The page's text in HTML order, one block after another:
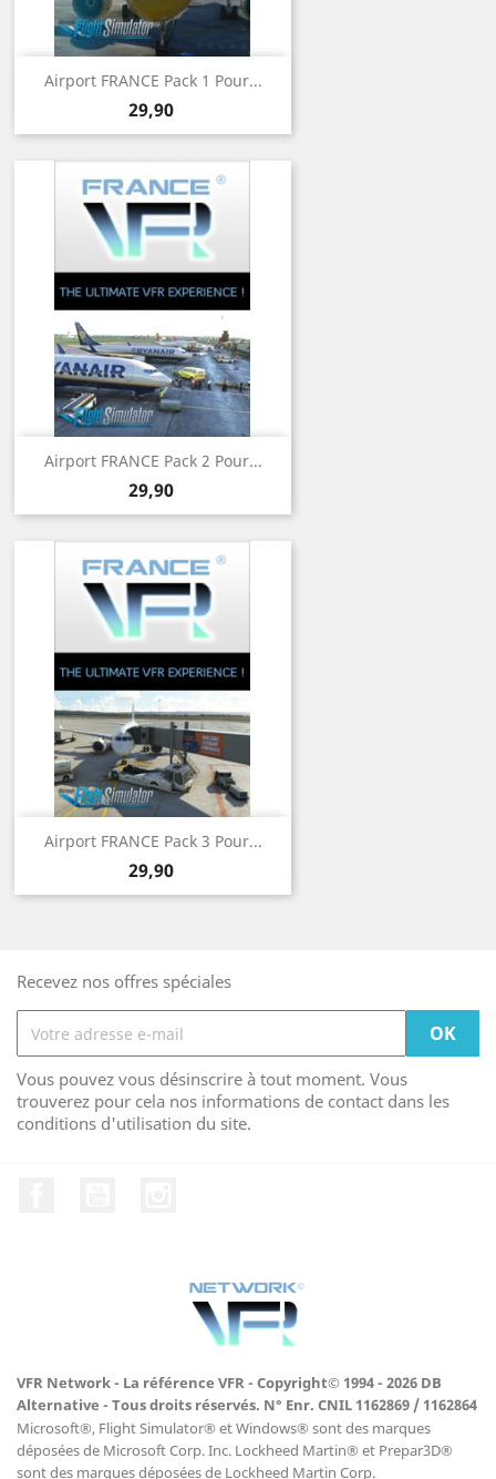
Airport FRANCE Pack 1 Pour...
Prix
29,90
Airport FRANCE Pack 2 Pour...
Prix
29,90
Airport FRANCE Pack 3 Pour...
Prix
29,90
Recevez nos offres spéciales
Vous pouvez vous désinscrire à tout moment. Vous
trouverez pour cela nos informations de contact dans les
conditions d'utilisation du site.
VFR Network - La référence VFR - Copyright© 1994 - 2026 DB
Alternative - Tous droits réservés. N° Enr. CNIL 1162869 / 1162864
Microsoft®, Flight Simulator® et Windows® sont des marques
déposées de Microsoft Corp. Inc. Lockheed Martin® et Prepar3D®
sont des marques déposées de Lockheed Martin Corp.